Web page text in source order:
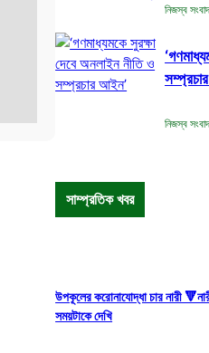
নিজস্ব
নিজস্ব
সাম্প্রতিক খবর
উপকূলের করোনাযোদ্ধা চার নারী
সময়টাকে দেখি